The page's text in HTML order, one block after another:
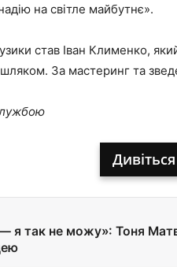
на світле майбутнє».
став Іван Клименко,
За мастеринг та
я так не можу»: Тоня